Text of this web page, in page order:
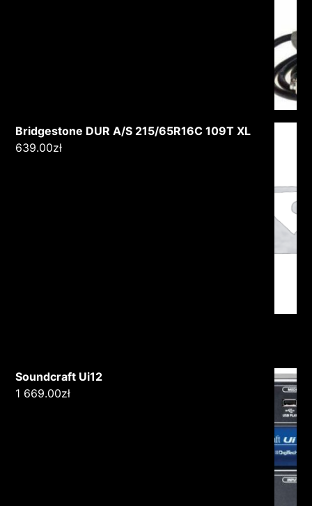
Bridgestone DUR A/S 215/65R16C 109T XL
639.00zł
Soundcraft Ui12
1 669.00zł